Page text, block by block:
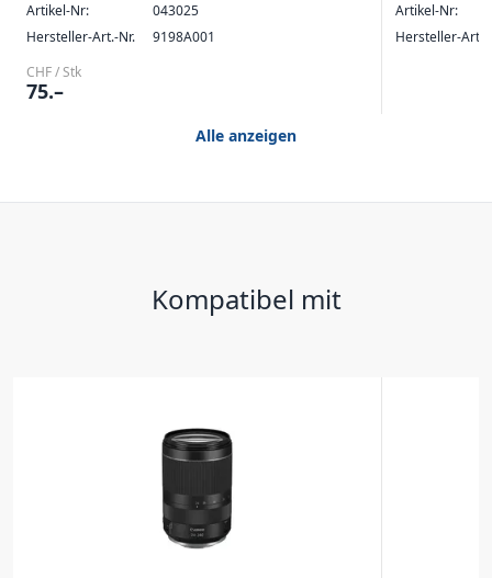
Artikel-Nr:
043025
Hersteller-Art.-Nr.
9198A001
CHF / Stk
75.–
Artikel-Nr:
Hersteller-Art.-
Alle anzeigen
Kompatibel mit